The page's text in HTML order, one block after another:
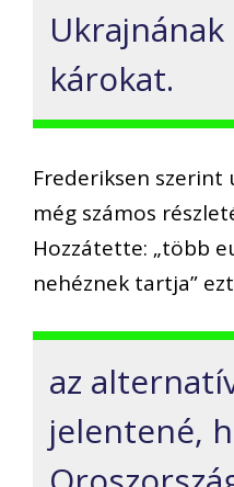
károkat.
Frederiksen szerint
még számos
Hozzátette: „több
nehéznek tartja”
az
jelentené,